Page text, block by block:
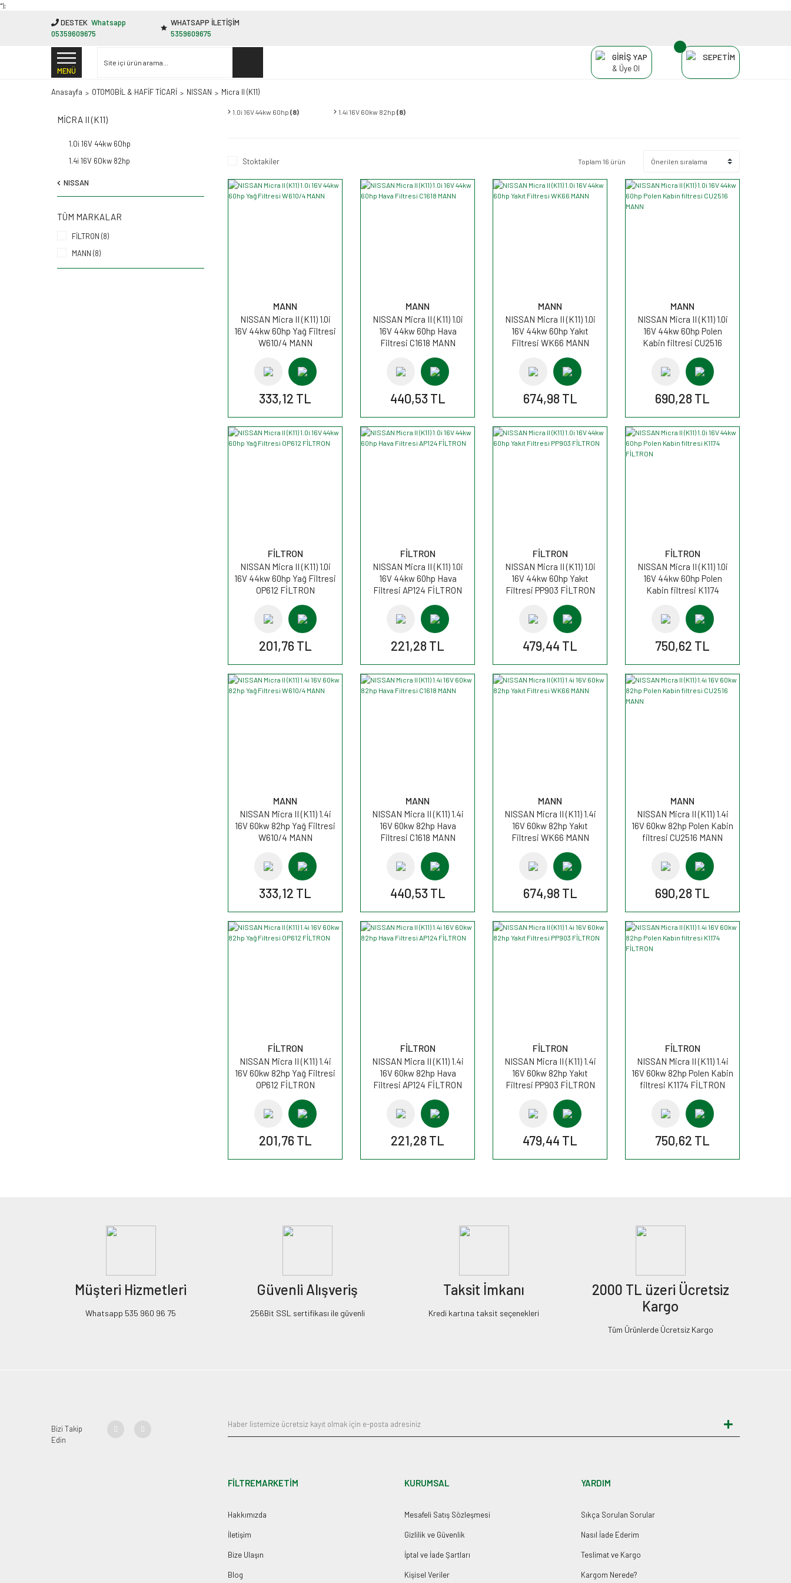
"');
DESTEK Whatsapp
05359609675
WHATSAPP İLETİŞİM
5359609675
MENÜ
GİRİŞ YAP
& Üye Ol
SEPETİM
Anasayfa OTOMOBİL & HAFİF TİCARİ NISSAN Micra II (K11)
MICRA II (K11)
1.0i 16V 44kw 60hp
1.4i 16V 60kw 82hp
NISSAN
TÜM MARKALAR
FİLTRON (8)
MANN (8)
1.0i 16V 44kw 60hp (8) 1.4i 16V 60kw 82hp (8)
Stoktakiler Toplam 16 ürün
MANN
NISSAN Micra II (K11) 1.0i
16V 44kw 60hp Yağ Filtresi
W610/4 MANN
333,12 TL
MANN
NISSAN Micra II (K11) 1.0i
16V 44kw 60hp Hava
Filtresi C1618 MANN
440,53 TL
MANN
NISSAN Micra II (K11) 1.0i
16V 44kw 60hp Yakıt
Filtresi WK66 MANN
674,98 TL
MANN
NISSAN Micra II (K11) 1.0i
16V 44kw 60hp Polen
Kabin filtresi CU2516
690,28 TL
FİLTRON
NISSAN Micra II (K11) 1.0i
16V 44kw 60hp Yağ Filtresi
OP612 FİLTRON
201,76 TL
FİLTRON
NISSAN Micra II (K11) 1.0i
16V 44kw 60hp Hava
Filtresi AP124 FİLTRON
221,28 TL
FİLTRON
NISSAN Micra II (K11) 1.0i
16V 44kw 60hp Yakıt
Filtresi PP903 FİLTRON
479,44 TL
FİLTRON
NISSAN Micra II (K11) 1.0i
16V 44kw 60hp Polen
Kabin filtresi K1174
750,62 TL
MANN
NISSAN Micra II (K11) 1.4i
16V 60kw 82hp Yağ Filtresi
W610/4 MANN
333,12 TL
MANN
NISSAN Micra II (K11) 1.4i
16V 60kw 82hp Hava
Filtresi C1618 MANN
440,53 TL
MANN
NISSAN Micra II (K11) 1.4i
16V 60kw 82hp Yakıt
Filtresi WK66 MANN
674,98 TL
MANN
NISSAN Micra II (K11) 1.4i
16V 60kw 82hp Polen Kabin
filtresi CU2516 MANN
690,28 TL
FİLTRON
NISSAN Micra II (K11) 1.4i
16V 60kw 82hp Yağ Filtresi
OP612 FİLTRON
201,76 TL
FİLTRON
NISSAN Micra II (K11) 1.4i
16V 60kw 82hp Hava
Filtresi AP124 FİLTRON
221,28 TL
FİLTRON
NISSAN Micra II (K11) 1.4i
16V 60kw 82hp Yakıt
Filtresi PP903 FİLTRON
479,44 TL
FİLTRON
NISSAN Micra II (K11) 1.4i
16V 60kw 82hp Polen Kabin
filtresi K1174 FİLTRON
750,62 TL
Müşteri Hizmetleri
Whatsapp 535 960 96 75
Güvenli Alışveriş
256Bit SSL sertifikası ile güvenli
Taksit İmkanı
Kredi kartına taksit seçenekleri
2000 TL üzeri Ücretsiz
Kargo
Tüm Ürünlerde Ücretsiz Kargo
Bizi Takip
Edin
FİLTREMARKETİM
Hakkımızda
İletişim
Bize Ulaşın
Blog
KURUMSAL
Mesafeli Satış Sözleşmesi
Gizlilik ve Güvenlik
İptal ve İade Şartları
Kişisel Veriler
YARDIM
Sıkça Sorulan Sorular
Nasıl İade Ederim
Teslimat ve Kargo
Kargom Nerede?